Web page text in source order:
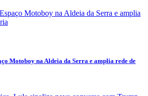
Motoboy na Aldeia da Serra e amplia rede de